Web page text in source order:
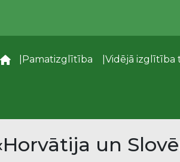
– Pamatizglītība Vidējā izglītība
un